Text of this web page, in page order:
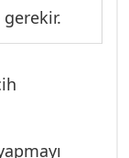
gerekir.